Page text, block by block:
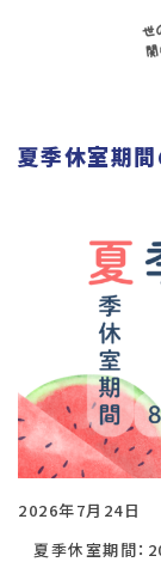
夏季休室期間
2026年7月24日
夏季休室期間：